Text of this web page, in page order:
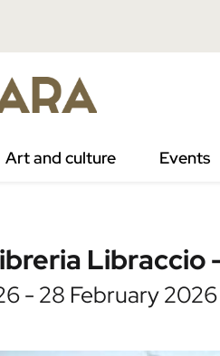
Art and culture Events
libreria Libraccio – Febbraio
Libraccio
- 28 February